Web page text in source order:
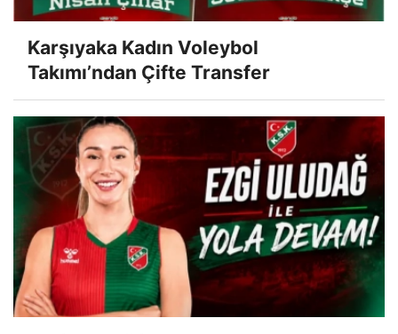
Karşıyaka Kadın Voleybol
Takımı’ndan Çifte Transfer